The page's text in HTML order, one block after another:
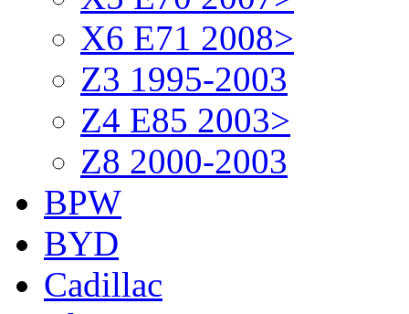
X6 E71 2008>
Z3 1995-2003
Z4 E85 2003>
Z8 2000-2003
BPW
BYD
Cadillac